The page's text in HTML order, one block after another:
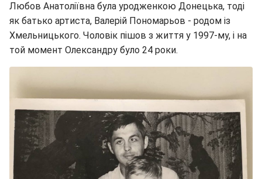
Любов Анатоліївна була уродженкою Донецька, тоді
як батько артиста, Валерій Пономарьов - родом із
Хмельницького. Чоловік пішов з життя у 1997-му, і на
той момент Олександру було 24 роки.